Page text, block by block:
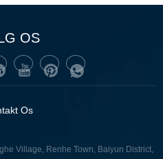
OS
Os
Village, Renhe Town, Baiyun District,